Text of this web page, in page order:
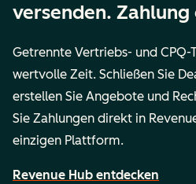
versenden.
Getrennte Vertriebs- und CPQ-
wertvolle Zeit. Schließen Sie
erstellen Sie Angebote und
Sie Zahlungen direkt in
einzigen Plattform.
Revenue Hub entdecken